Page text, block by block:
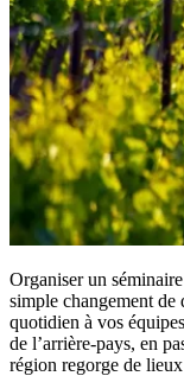
Organiser un
simple changement de
quotidien à vos
de l’arrière-pays, en
région regorge de